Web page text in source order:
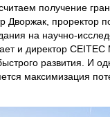
получение
проректор
на научно-
и директор
развития. И
максимизация